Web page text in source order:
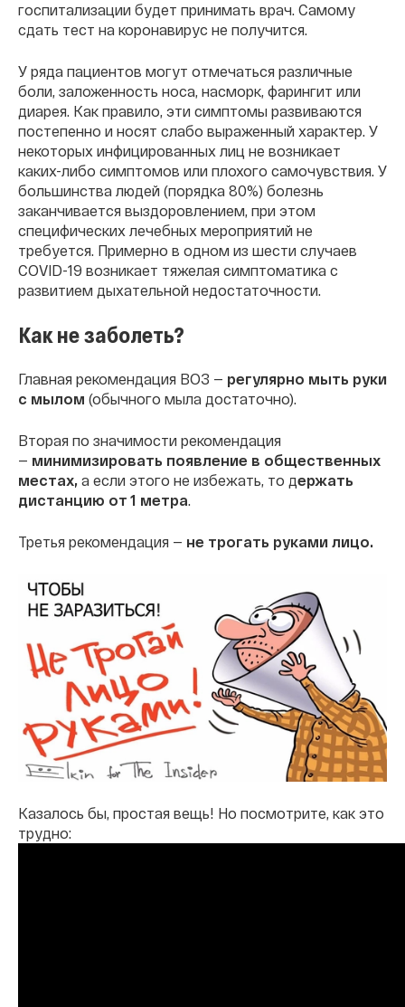
госпитализации будет принимать врач. Самому
сдать тест на коронавирус не получится.
У ряда пациентов могут отмечаться различные
боли, заложенность носа, насморк, фарингит или
диарея. Как правило, эти симптомы развиваются
постепенно и носят слабо выраженный характер. У
некоторых инфицированных лиц не возникает
каких-либо симптомов или плохого самочувствия. У
большинства людей (порядка 80%) болезнь
заканчивается выздоровлением, при этом
специфических лечебных мероприятий не
требуется. Примерно в одном из шести случаев
COVID-19 возникает тяжелая симптоматика с
развитием дыхательной недостаточности.
Как не заболеть?
Главная рекомендация ВОЗ — регулярно мыть руки
с мылом (обычного мыла достаточно).
Вторая по значимости рекомендация
— минимизировать появление в общественных
местах, а если этого не избежать, то держать
дистанцию от 1 метра.
Третья рекомендация — не трогать руками лицо.
Казалось бы, простая вещь! Но посмотрите, как это
трудно: